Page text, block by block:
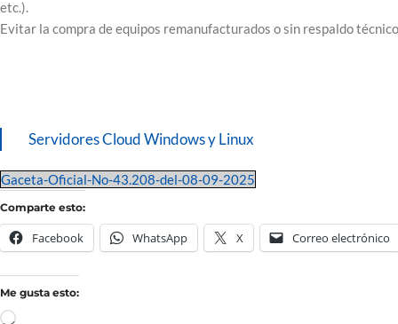
etc.).
Evitar la compra de equipos remanufacturados o sin respaldo
Servidores Cloud Windows y Linux
Gaceta-Oficial-No-43.208-del-08-09-2025
Comparte esto:
Facebook WhatsApp X Correo electrónico
Me gusta esto: